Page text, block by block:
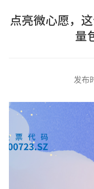
点亮微心愿，
量
发布